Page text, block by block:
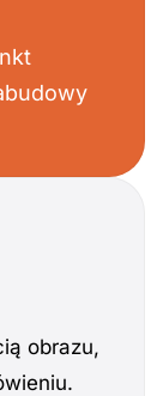
obrazu,